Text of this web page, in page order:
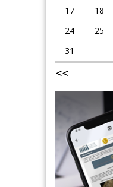
17
18
24
25
31